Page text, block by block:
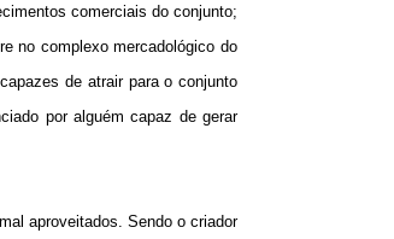
comerciais do conjunto;
no complexo mercadológico do
de atrair para o conjunto
por alguém capaz de gerar
aproveitados. Sendo o criador